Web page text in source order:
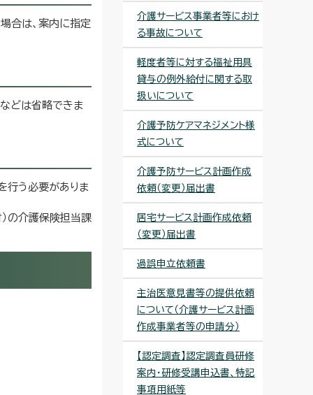
合は、案内に指定
どは省略できま
行う必要がありま
の介護保険担当課
介護サービス事業者等におけ
る事故について
軽度者等に対する福祉用具
貸与の例外給付に関する取
扱いについて
介護予防ケアマネジメント様
式について
介護予防サービス計画作成
依頼（変更）届出書
居宅サービス計画作成依頼
（変更）届出書
過誤申立依頼書
主治医意見書等の提供依頼
について（介護サービス計画
作成事業者等の申請分）
【認定調査】認定調査員研修
案内・研修受講申込書、特記
事項用紙等